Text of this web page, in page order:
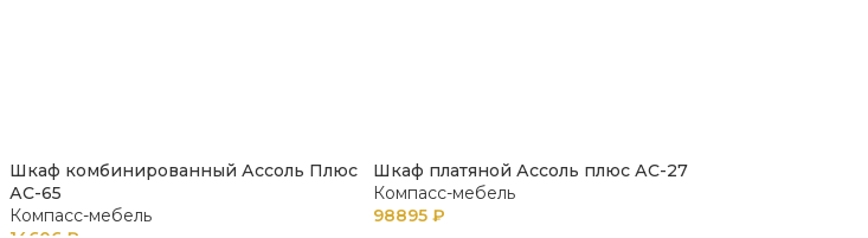
Шкаф комбинированный Ассоль Плюс
АС-65
Компасс-мебель
Шкаф платяной Ассоль плюс АС-27
Компасс-мебель
98895 ₽